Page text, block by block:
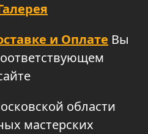
и Оплате Вы
области
мастерских